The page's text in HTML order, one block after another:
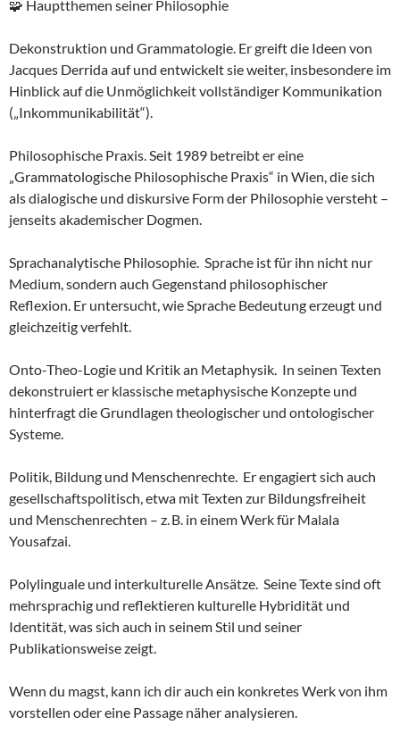
🧩 Hauptthemen seiner Philosophie
Dekonstruktion und Grammatologie. Er greift die Ideen von
Jacques Derrida auf und entwickelt sie weiter, insbesondere im
Hinblick auf die Unmöglichkeit vollständiger Kommunikation
(„Inkommunikabilität“).
Philosophische Praxis. Seit 1989 betreibt er eine
„Grammatologische Philosophische Praxis“ in Wien, die sich
als dialogische und diskursive Form der Philosophie versteht –
jenseits akademischer Dogmen.
Sprachanalytische Philosophie. Sprache ist für ihn nicht nur
Medium, sondern auch Gegenstand philosophischer
Reflexion. Er untersucht, wie Sprache Bedeutung erzeugt und
gleichzeitig verfehlt.
Onto-Theo-Logie und Kritik an Metaphysik. In seinen Texten
dekonstruiert er klassische metaphysische Konzepte und
hinterfragt die Grundlagen theologischer und ontologischer
Systeme.
Politik, Bildung und Menschenrechte. Er engagiert sich auch
gesellschaftspolitisch, etwa mit Texten zur Bildungsfreiheit
und Menschenrechten – z. B. in einem Werk für Malala
Yousafzai.
Polylinguale und interkulturelle Ansätze. Seine Texte sind oft
mehrsprachig und reflektieren kulturelle Hybridität und
Identität, was sich auch in seinem Stil und seiner
Publikationsweise zeigt.
Wenn du magst, kann ich dir auch ein konkretes Werk von ihm
vorstellen oder eine Passage näher analysieren.